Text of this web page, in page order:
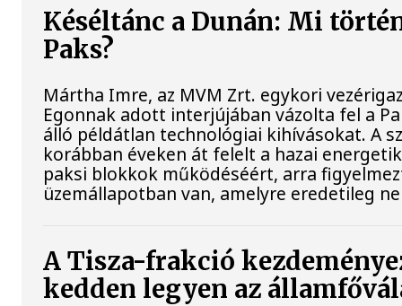
Késéltánc a Dunán: Mi
Paks?
Mártha Imre, az MVM Zrt. egykori
Egonnak adott interjújában vázolta fel a
álló példátlan technológiai kihívásokat. A
korábban éveken át felelt a hazai
paksi blokkok működéséért, arra
üzemállapotban van, amelyre eredetileg
A Tisza-frakció
kedden legyen az